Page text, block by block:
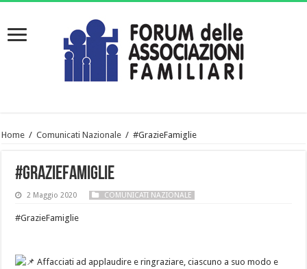
Home / Comunicati Nazionale / #GrazieFamiglie
#GrazieFamiglie
2 Maggio 2020 COMUNICATI NAZIONALE
#GrazieFamiglie
Affacciati ad applaudire e ringraziare, ciascuno a suo modo e